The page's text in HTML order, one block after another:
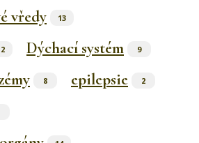
vředy 13
Dýchací systém 9
8 epilepsie 2